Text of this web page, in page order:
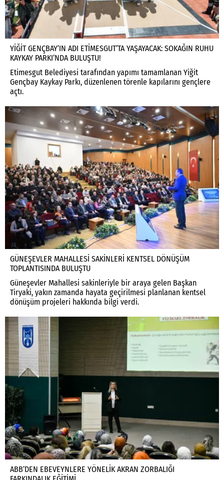
YİĞİT GENÇBAY’IN ADI ETİMESGUT’TA YAŞAYACAK: SOKAĞIN RUHU
KAYKAY PARKI’NDA BULUŞTU!
Etimesgut Belediyesi tarafından yapımı tamamlanan Yiğit
Gençbay Kaykay Parkı, düzenlenen törenle kapılarını gençlere
açtı.
GÜNEŞEVLER MAHALLESİ SAKİNLERİ KENTSEL DÖNÜŞÜM
TOPLANTISINDA BULUŞTU
Güneşevler Mahallesi sakinleriyle bir araya gelen Başkan
Tiryaki, yakın zamanda hayata geçirilmesi planlanan kentsel
dönüşüm projeleri hakkında bilgi verdi.
ABB’DEN EBEVEYNLERE YÖNELİK AKRAN ZORBALIĞI